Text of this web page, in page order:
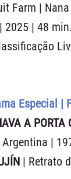
Farm |
2025 | 48 min.
Especial |
A
|
| Retrato